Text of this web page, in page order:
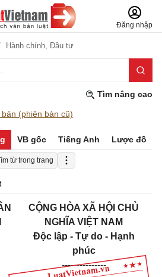
Đăng nhập
Hành chính, Đầu tư
Tìm nâng cao
(phiên bản cũ)
VB gốc Tiếng Anh Lược đồ
từ trong trang
CỘNG HÒA XÃ HỘI CHỦ
NGHĨA VIỆT NAM
Độc lập - Tự do - Hạnh
phúc
---------------